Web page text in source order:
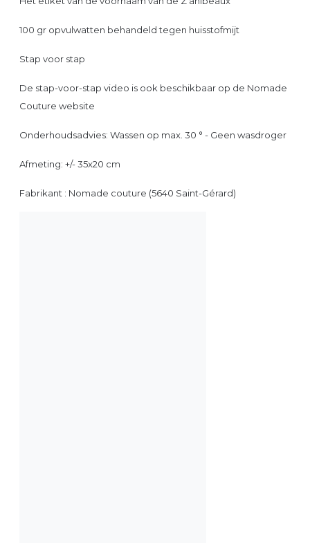
100 gr opvulwatten behandeld tegen huisstofmijt
Stap voor stap
De stap-voor-stap video is ook beschikbaar op de Nomade
Couture website
Onderhoudsadvies: Wassen op max. 30 ° - Geen wasdroger
Afmeting: +/- 35x20 cm
Fabrikant : Nomade couture (5640 Saint-Gérard)